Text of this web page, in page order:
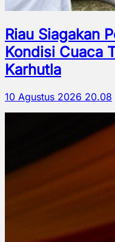
Riau Siagakan
Kondisi Cuaca
Karhutla
10 Agustus 2026 20.08